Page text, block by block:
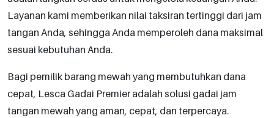
Layanan kami memberikan nilai taksiran tertinggi dari jam
tangan Anda, sehingga Anda memperoleh dana maksimal
sesuai kebutuhan Anda.
Bagi pemilik barang mewah yang membutuhkan dana
cepat, Lesca Gadai Premier adalah solusi gadai jam
tangan mewah yang aman, cepat, dan terpercaya.